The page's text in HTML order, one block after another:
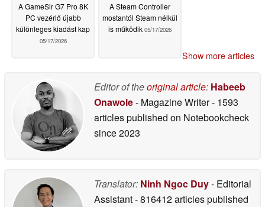
A GameSir G7 Pro 8K
PC vezérlő újabb
különleges kiadást kap
05/17/2026
A Steam Controller
mostantól Steam nélkül
is működik 05/17/2026
Show more articles
Editor of theoriginal article: Habeeb
Onawole- Magazine Writer- 1593
articles published on Notebookcheck
since 2023
Translator: Ninh Ngoc Duy- Editorial
Assistant- 816412 articles published